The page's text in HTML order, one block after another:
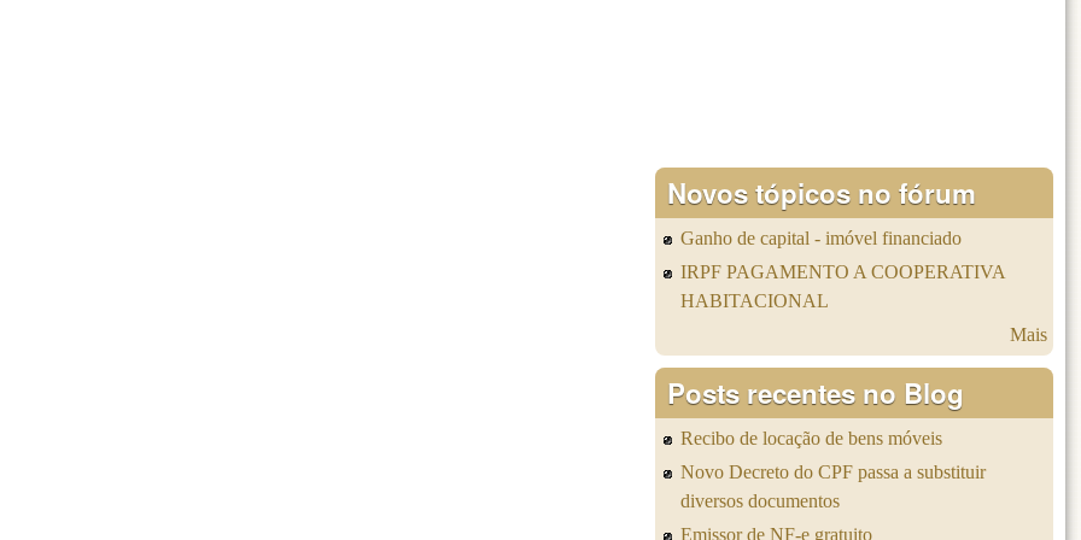
Novos tópicos no fórum
Ganho de capital - imóvel financiado
IRPF PAGAMENTO A COOPERATIVA
HABITACIONAL
Mais
Posts recentes no Blog
Recibo de locação de bens móveis
Novo Decreto do CPF passa a substituir
diversos documentos
Emissor de NF-e gratuito